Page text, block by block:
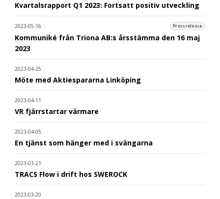
Kvartalsrapport Q1 2023: Fortsatt positiv utveckling
2023-05-16 Pressrelease
Kommuniké från Triona AB:s årsstämma den 16 maj
2023
2023-04-25
Möte med Aktiespararna Linköping
2023-04-11
VR fjärrstartar värmare
2023-04-05
En tjänst som hänger med i svängarna
2023-03-21
TRACS Flow i drift hos SWEROCK
2023-03-20